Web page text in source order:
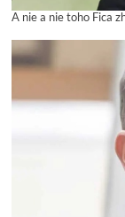
A nie a nie toho Fica